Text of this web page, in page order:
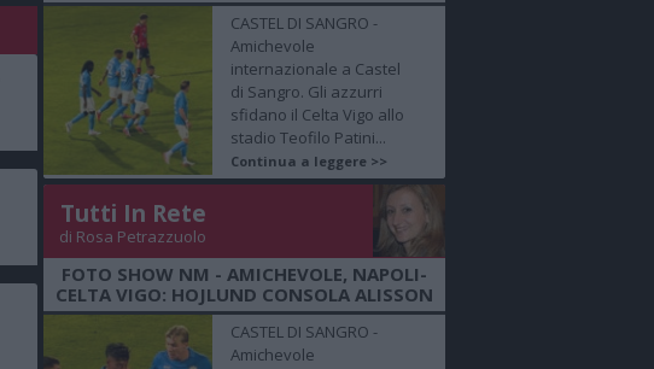
CASTEL DI SANGRO -
Amichevole
internazionale a Castel
di Sangro. Gli azzurri
sfidano il Celta Vigo allo
stadio Teofilo Patini...
Continua a leggere >>
Tutti In Rete
di Rosa Petrazzuolo
FOTO SHOW NM - AMICHEVOLE, NAPOLI-
CELTA VIGO: HOJLUND CONSOLA ALISSON
CASTEL DI SANGRO -
Amichevole